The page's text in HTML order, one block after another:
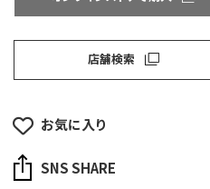
店舗検索
お気に入り
SNS SHARE